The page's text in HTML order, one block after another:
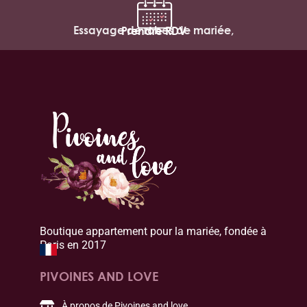
Essayage de robes de mariée,
Prendre RDV
Boutique appartement pour la mariée, fondée à
Paris en 2017
PIVOINES AND LOVE